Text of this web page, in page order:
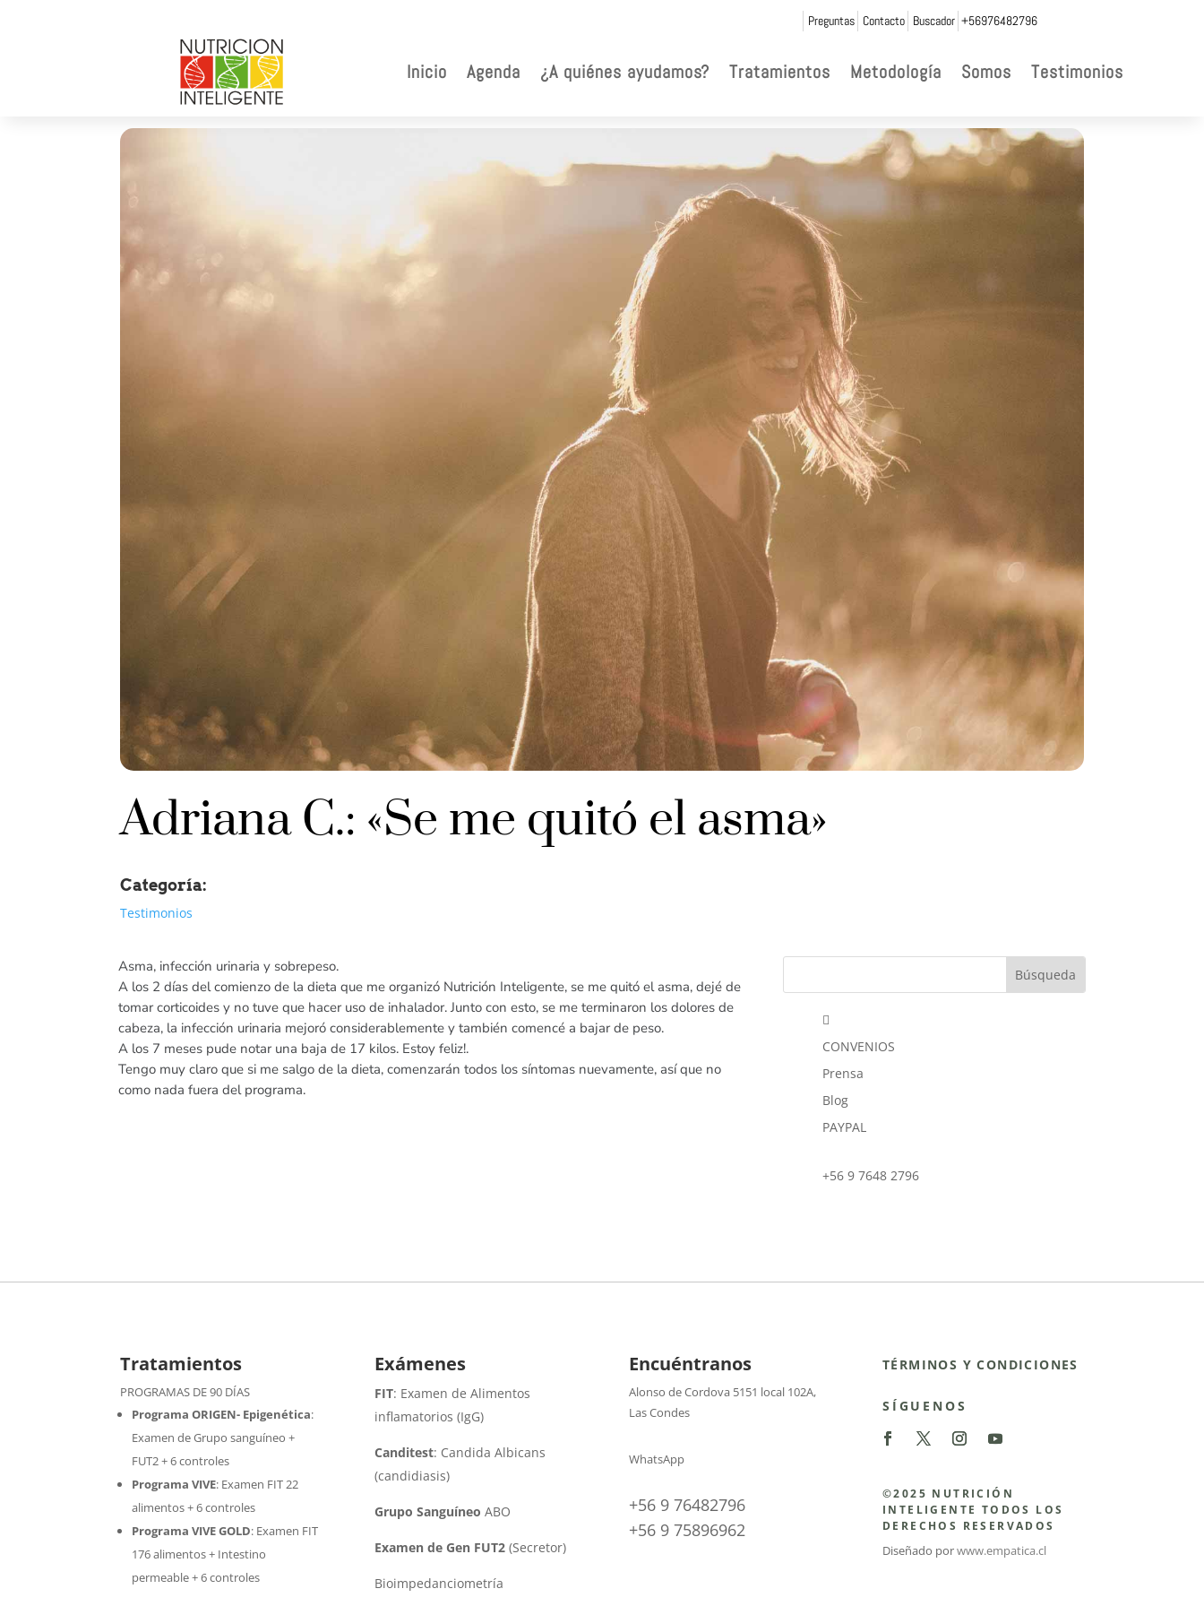
Preguntas Contacto Buscador +56976482796
Inicio Agenda ¿A quiénes ayudamos? Tratamientos Metodología Somos Testimonios
Adriana C.: «Se me quitó el asma»
Categoría:
Testimonios
Asma, infección urinaria y sobrepeso.
A los 2 días del comienzo de la dieta que me organizó Nutrición Inteligente, se me quitó el asma, dejé de
tomar corticoides y no tuve que hacer uso de inhalador. Junto con esto, se me terminaron los dolores de
cabeza, la infección urinaria mejoró considerablemente y también comencé a bajar de peso.
A los 7 meses pude notar una baja de 17 kilos. Estoy feliz!.
Tengo muy claro que si me salgo de la dieta, comenzarán todos los síntomas nuevamente, así que no
como nada fuera del programa.

CONVENIOS
Prensa
Blog
PAYPAL
+56 9 7648 2796
Tratamientos
PROGRAMAS DE 90 DÍAS
Programa ORIGEN- Epigenética:
Examen de Grupo sanguíneo +
FUT2 + 6 controles
Programa VIVE: Examen FIT 22
alimentos + 6 controles
Programa VIVE GOLD: Examen FIT
176 alimentos + Intestino
permeable + 6 controles
Exámenes
FIT: Examen de Alimentos
inflamatorios (IgG)
Canditest: Candida Albicans
(candidiasis)
Grupo Sanguíneo ABO
Examen de Gen FUT2(Secretor)
Bioimpedanciometría
Encuéntranos
Alonso de Cordova 5151 local 102A,
Las Condes
WhatsApp
+56 9 76482796
+56 9 75896962
TÉRMINOS Y CONDICIONES
SÍGUENOS
©2025 NUTRICIÓN
INTELIGENTE TODOS LOS
DERECHOS RESERVADOS
Diseñado porwww.empatica.cl